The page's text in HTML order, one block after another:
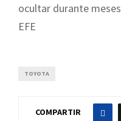
ocultar durante
EFE
TOYOTA
COMPARTIR